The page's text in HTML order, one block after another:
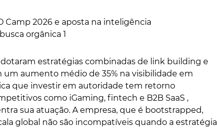
estratégias combinadas de link building e
aumento médio de 35% na visibilidade em
que investir em autoridade tem retorno
como iGaming, fintech e B2B SaaS ,
sua atuação. A empresa, que é bootstrapped,
global não são incompatíveis quando a estratégia